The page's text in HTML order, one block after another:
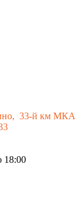
33-й км
18:00